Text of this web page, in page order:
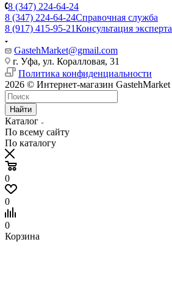
8 (347) 224-64-24
8 (347) 224-64-24Справочная служба
8 (917) 415-95-21Консультация эксперта
GastehMarket@gmail.com
г. Уфа, ул. Коралловая, 31
Политика конфиденциальности
2026 © Интернет-магазин GastehMarket
Найти
Каталог
По всему сайту
По каталогу
0
0
0
Корзина